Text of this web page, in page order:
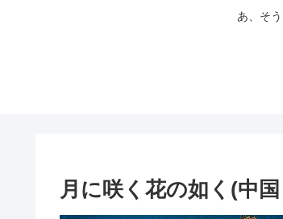
あ、そ
月に咲く花の如く(中